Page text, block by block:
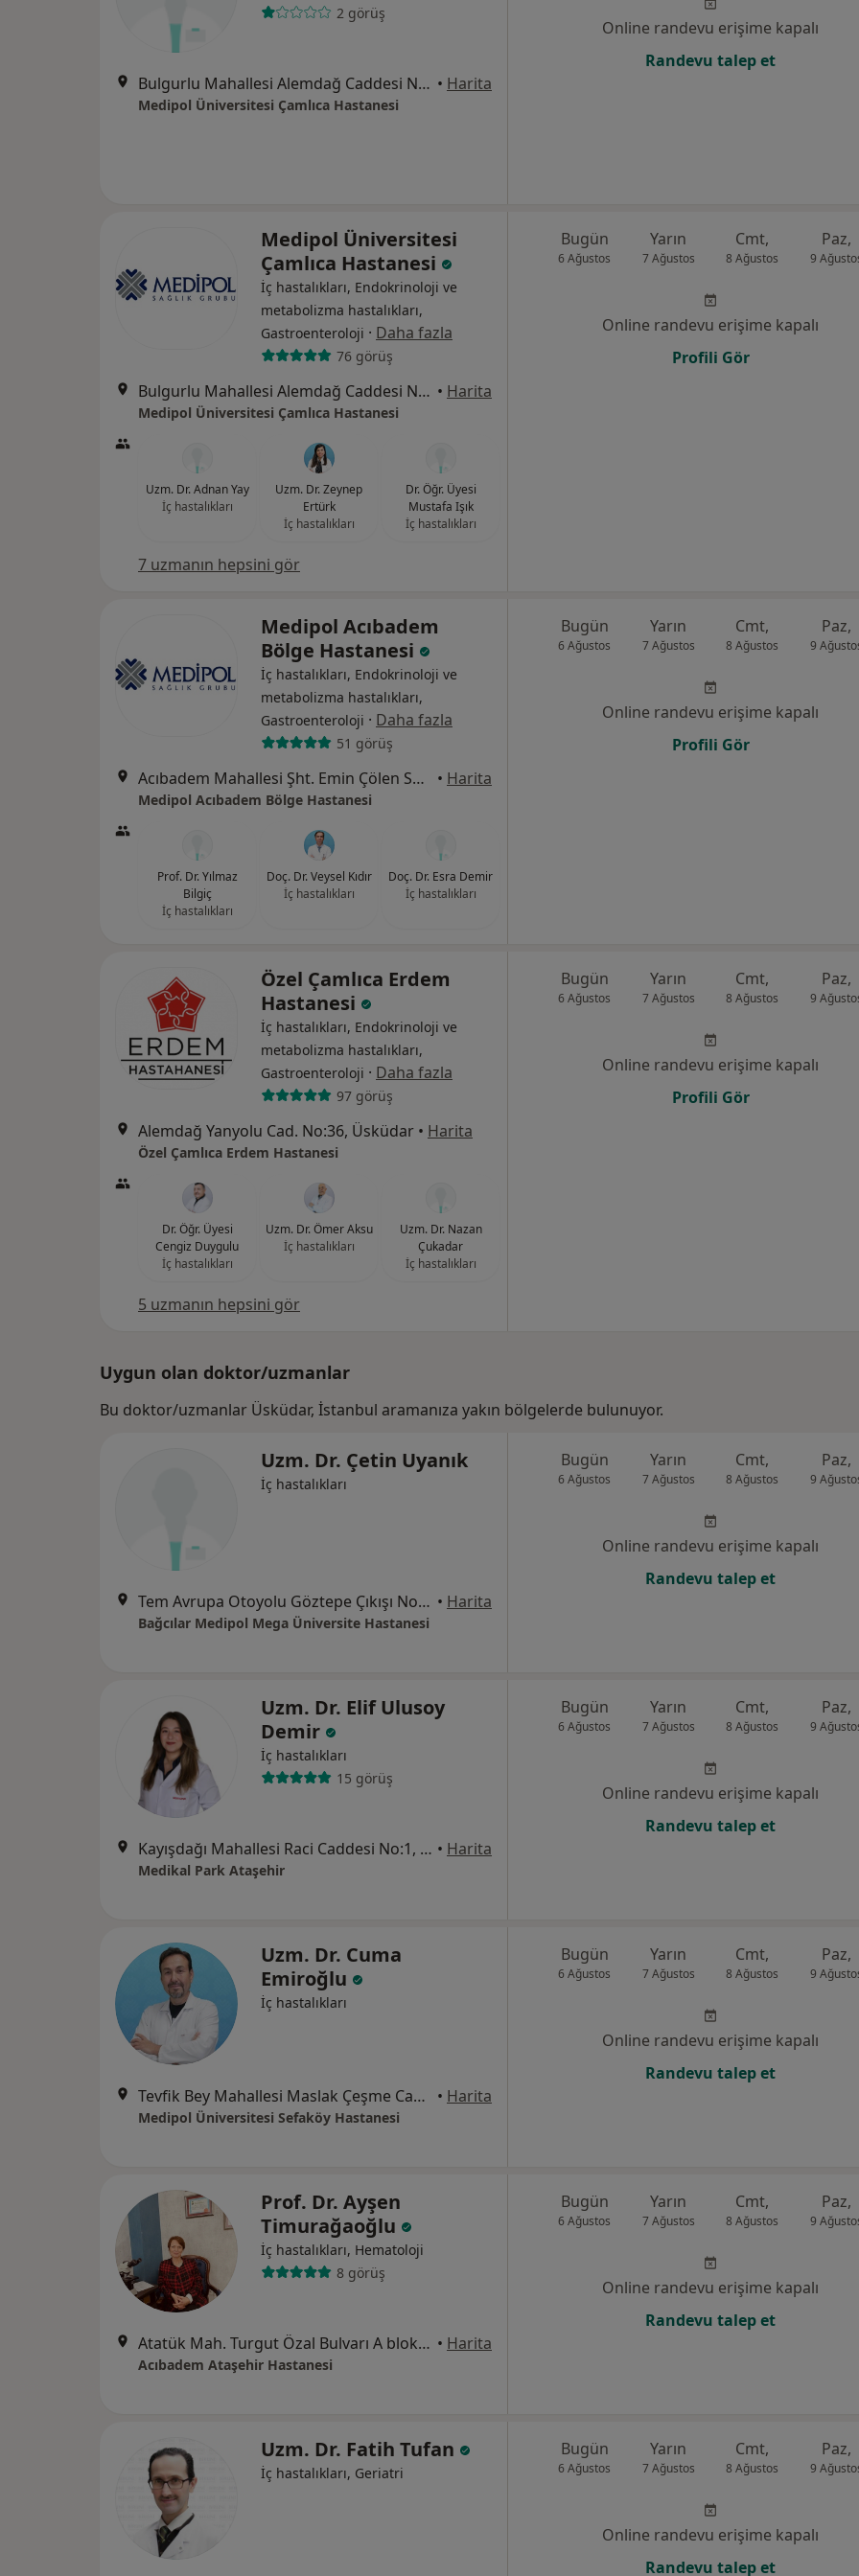
2 görüş
Bulgurlu Mahallesi Alemdağ Caddesi No:100, Üsküdar • Harita
Medipol Üniversitesi Çamlıca Hastanesi
Online randevu erişime kapalı
Randevu talep et
Medipol Üniversitesi
Çamlıca Hastanesi
İç hastalıkları, Endokrinoloji ve
metabolizma hastalıkları,
Gastroenteroloji · Daha fazla
76 görüş
Bulgurlu Mahallesi Alemdağ Caddesi No:100, Üsküdar • Harita
Medipol Üniversitesi Çamlıca Hastanesi
Uzm. Dr. Adnan Yay
İç hastalıkları
Uzm. Dr. Zeynep
Ertürk
İç hastalıkları
Dr. Öğr. Üyesi
Mustafa Işık
İç hastalıkları
7 uzmanın hepsini gör
Bugün
6 Ağustos
Yarın
7 Ağustos
Cmt,
8 Ağustos
Paz,
9
Online randevu erişime kapalı
Profili Gör
Medipol Acıbadem
Bölge Hastanesi
İç hastalıkları, Endokrinoloji ve
metabolizma hastalıkları,
Gastroenteroloji · Daha fazla
51 görüş
Acıbadem Mahallesi Şht. Emin Çölen Sokağı No:4, Kadıköy • Harita
Medipol Acıbadem Bölge Hastanesi
Prof. Dr. Yılmaz
Bilgiç
İç hastalıkları
Doç. Dr. Veysel Kıdır
İç hastalıkları
Doç. Dr. Esra Demir
İç hastalıkları
Bugün
6 Ağustos
Yarın
7 Ağustos
Cmt,
8 Ağustos
Paz,
9
Online randevu erişime kapalı
Profili Gör
Özel Çamlıca Erdem
Hastanesi
İç hastalıkları, Endokrinoloji ve
metabolizma hastalıkları,
Gastroenteroloji · Daha fazla
97 görüş
Alemdağ Yanyolu Cad. No:36, Üsküdar • Harita
Özel Çamlıca Erdem Hastanesi
Dr. Öğr. Üyesi
Cengiz Duygulu
İç hastalıkları
Uzm. Dr. Ömer Aksu
İç hastalıkları
Uzm. Dr. Nazan
Çukadar
İç hastalıkları
5 uzmanın hepsini gör
Bugün
6 Ağustos
Yarın
7 Ağustos
Cmt,
8 Ağustos
Paz,
9
Online randevu erişime kapalı
Profili Gör
Uygun olan doktor/uzmanlar
Bu doktor/uzmanlar Üsküdar, İstanbul aramanıza yakın bölgelerde bulunuyor.
Uzm. Dr. Çetin Uyanık
İç hastalıkları
Tem Avrupa Otoyolu Göztepe Çıkışı No: 1Bağcılar, İstanbul • Harita
Bağcılar Medipol Mega Üniversite Hastanesi
Bugün
6 Ağustos
Yarın
7 Ağustos
Cmt,
8 Ağustos
Paz,
9
Online randevu erişime kapalı
Randevu talep et
Uzm. Dr. Elif Ulusoy
Demir
İç hastalıkları
15 görüş
Kayışdağı Mahallesi Raci Caddesi No:1, Ataşehir • Harita
Medikal Park Ataşehir
Bugün
6 Ağustos
Yarın
7 Ağustos
Cmt,
8 Ağustos
Paz,
9
Online randevu erişime kapalı
Randevu talep et
Uzm. Dr. Cuma
Emiroğlu
İç hastalıkları
Tevfik Bey Mahallesi Maslak Çeşme Caddesi No:30, Küçükçekmece • Harita
Medipol Üniversitesi Sefaköy Hastanesi
Bugün
6 Ağustos
Yarın
7 Ağustos
Cmt,
8 Ağustos
Paz,
9
Online randevu erişime kapalı
Randevu talep et
Prof. Dr. Ayşen
Timurağaoğlu
İç hastalıkları, Hematoloji
8 görüş
Atatük Mah. Turgut Özal Bulvarı A blok No:11, İstanbul • Harita
Acıbadem Ataşehir Hastanesi
Bugün
6 Ağustos
Yarın
7 Ağustos
Cmt,
8 Ağustos
Paz,
9
Online randevu erişime kapalı
Randevu talep et
Uzm. Dr. Fatih Tufan
İç hastalıkları, Geriatri
Bugün
6 Ağustos
Yarın
7 Ağustos
Cmt,
8 Ağustos
Paz,
9
Online randevu erişime kapalı
Randevu talep et